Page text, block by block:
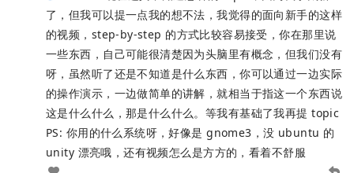
了，但我可以提一点我的想不法，我觉得的面向新手的这样
的视频，step-by-step 的方式比较容易接受，你在那里说
一些东西，自己可能很清楚因为头脑里有概念，但我们没有
呀，虽然听了还是不知道是什么东西，你可以通过一边实际
的操作演示，一边做简单的讲解，就相当于指这一个东西说
这是什么什么，那是什么什么。等我有基础了我再提 topic
PS: 你用的什么系统呀，好像是 gnome3，没 ubuntu 的
unity 漂亮哦，还有视频怎么是方方的，看着不舒服